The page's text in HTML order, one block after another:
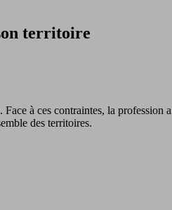
territoire
à ces contraintes, la profession a
des territoires.